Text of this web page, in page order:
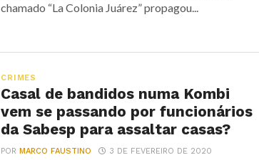
chamado “La Colonia Juárez” propagou...
CRIMES
Casal de bandidos numa Kombi
vem se passando por funcionários
da Sabesp para assaltar casas?
PORMARCO FAUSTINO 3 DE FEVEREIRO DE 2020